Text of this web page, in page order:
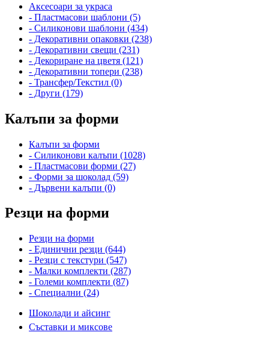
Аксесоари за украса
- Пластмасови шаблони (5)
- Силиконови шаблони (434)
- Декоративни опаковки (238)
- Декоративни свещи (231)
- Декориране на цветя (121)
- Декоративни топери (238)
- Трансфер/Текстил (0)
- Други (179)
Калъпи за форми
Калъпи за форми
- Силиконови калъпи (1028)
- Пластмасови форми (27)
- Форми за шоколад (59)
- Дървени калъпи (0)
Резци на форми
Резци на форми
- Единични резци (644)
- Резци с текстури (547)
- Малки комплекти (287)
- Големи комплекти (87)
- Специални (24)
Шоколади и айсинг
Съставки и миксове